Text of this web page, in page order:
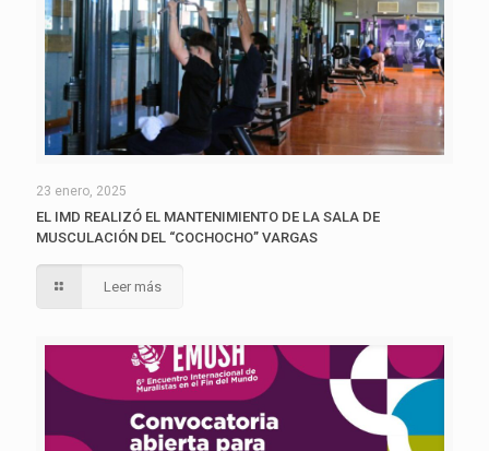
23 enero, 2025
EL IMD REALIZÓ EL MANTENIMIENTO DE LA SALA DE
MUSCULACIÓN DEL “COCHOCHO” VARGAS
Leer más